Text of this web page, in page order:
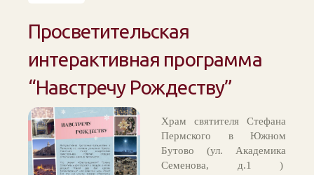
Просветительская
интерактивная программа
“Навстречу Рождеству”
Храм святителя Стефана
Пермского в Южном
Бутово (ул. Академика
Семенова, д.1 )